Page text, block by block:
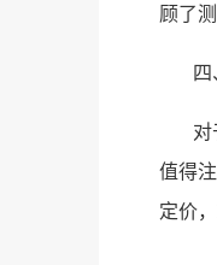
顾了
对
值得
定价